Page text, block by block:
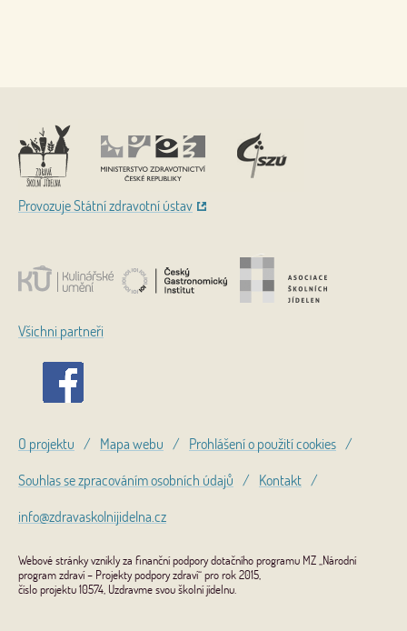
Provozuje Státní zdravotní ústav
Všichni partneři
O projektu / Mapa webu / Prohlášení o použití cookies /
Souhlas se zpracováním osobních údajů / Kontakt /
info@zdravaskolnijidelna.cz
Webové stránky vznikly za finanční podpory dotačního programu MZ „Národní
program zdraví – Projekty podpory zdraví“ pro rok 2015,
číslo projektu 10574, Uzdravme svou školní jídelnu.